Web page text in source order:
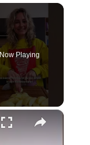
Now Playing
×